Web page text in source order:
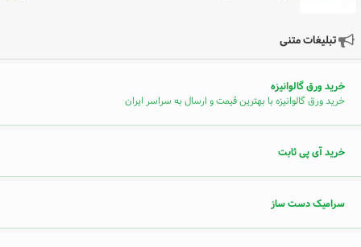
تبلیغات متنی
خرید ورق گالوانیزه
خرید ورق گالوانیزه با بهترین قیمت و ارسال به سراسر ایران
خرید آی پی ثابت
سرامیک دست ساز